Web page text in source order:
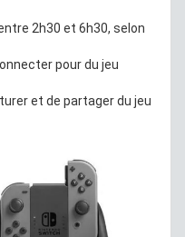
2h30 et 6h30, selon
pour du jeu
et de partager du jeu